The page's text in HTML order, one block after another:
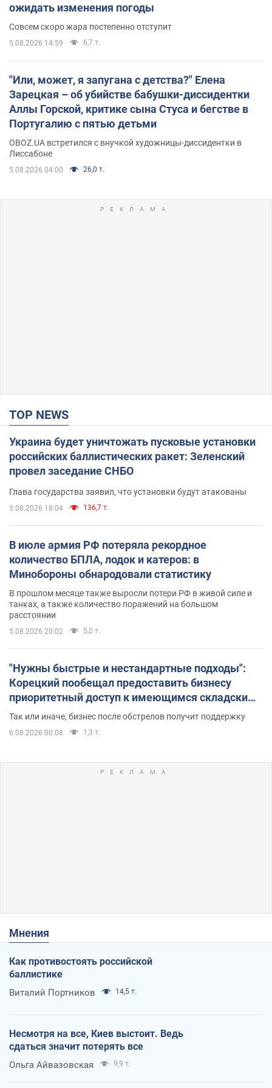
ожидать изменения погоды
Совсем скоро жара постепенно отступит
5.08.2026 14:59 6,7 т.
"Или, может, я запугана с детства?" Елена
Зарецкая – об убийстве бабушки-диссидентки
Аллы Горской, критике сына Стуса и бегстве в
Португалию с пятью детьми
OBOZ.UA встретился с внучкой художницы-диссидентки в
Лиссабоне
5.08.2026 04:00 26,0 т.
TOP NEWS
Украина будет уничтожать пусковые установки
российских баллистических ракет: Зеленский
провел заседание СНБО
Глава государства заявил, что установки будут атакованы
5.08.2026 18:04 136,7 т.
В июле армия РФ потеряла рекордное
количество БПЛА, лодок и катеров: в
Минобороны обнародовали статистику
В прошлом месяце также выросли потери РФ в живой силе и
танках, а также количество поражений на большом
расстоянии
5.08.2026 20:02 5,0 т.
"Нужны быстрые и нестандартные подходы":
Корецкий пообещал предоставить бизнесу
приоритетный доступ к имеющимся складским
помещениям
Так или иначе, бизнес после обстрелов получит поддержку
6.08.2026 00:08 1,3 т.
Мнения
Как противостоять российской
баллистике
Виталий Портников 14,5 т.
Несмотря на все, Киев выстоит. Ведь
сдаться значит потерять все
Ольга Айвазовская 9,9 т.